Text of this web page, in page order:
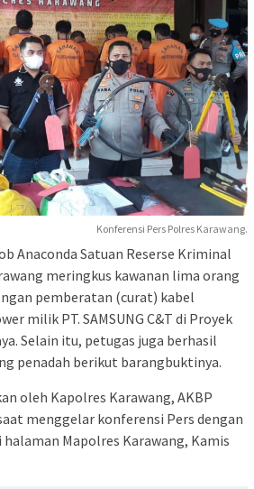
Konferensi Pers Polres Karawang.
Anaconda Satuan Reserse Kriminal
meringkus kawanan lima orang
pemberatan (curat) kabel
milik PT. SAMSUNG C&T di Proyek
Selain itu, petugas juga berhasil
penadah berikut barangbuktinya.
oleh Kapolres Karawang, AKBP
menggelar konferensi Pers dengan
Mapolres Karawang, Kamis